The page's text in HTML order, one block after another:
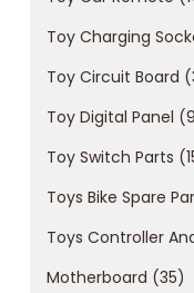
Toy Charging
Toy Circuit Board
Toy Digital Panel 9
Toy Switch Parts
Toys Bike Spare
Toys Controller
Motherboard 35